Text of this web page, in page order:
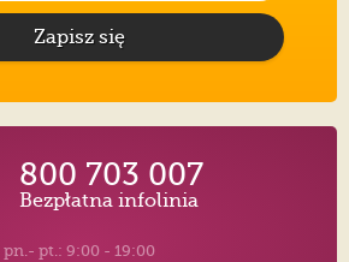
Zapisz się
800 703 007
Bezpłatna infolinia
pn.- pt.: 9:00 - 19:00